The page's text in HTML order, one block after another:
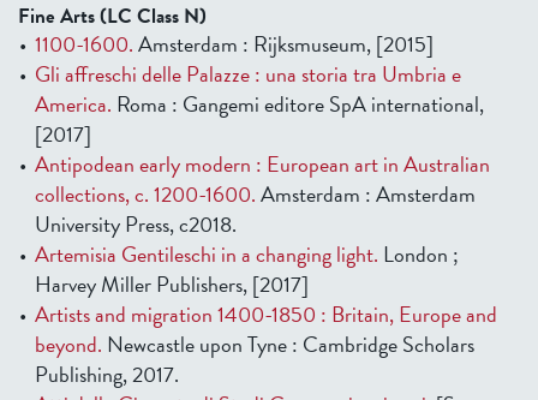
Fine Arts (LC Class N)
1100-1600.Amsterdam : Rijksmuseum, [2015]
Gli affreschi delle Palazze : una storia tra Umbria e
America. Roma : Gangemi editore SpA international,
[2017]
Antipodean early modern : European art in Australian
collections, c. 1200-1600.Amsterdam : Amsterdam
University Press, c2018.
Artemisia Gentileschi in a changing light. London ;
Harvey Miller Publishers, [2017]
Artists and migration 1400-1850 : Britain, Europe and
beyond. Newcastle upon Tyne : Cambridge Scholars
Publishing, 2017.